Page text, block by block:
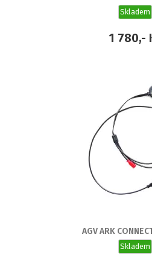
Skladem
1 780,-
AGV ARK
Skladem